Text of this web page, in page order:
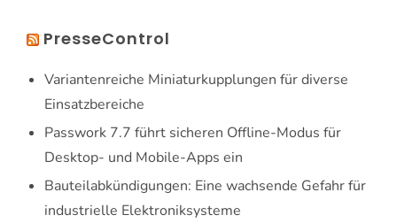
PresseControl
Variantenreiche Miniaturkupplungen für diverse
Einsatzbereiche
Passwork 7.7 führt sicheren Offline-Modus für
Desktop- und Mobile-Apps ein
Bauteilabkündigungen: Eine wachsende Gefahr für
industrielle Elektroniksysteme